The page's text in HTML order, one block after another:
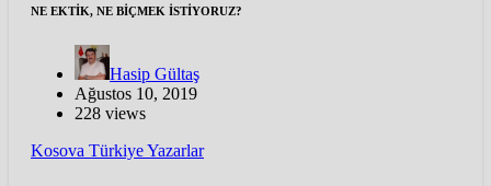
NE EKTİK, NE BİÇMEK İSTİYORUZ?
Hasip Gültaş
Ağustos 10, 2019
228 views
Kosova TürkiyeYazarlar